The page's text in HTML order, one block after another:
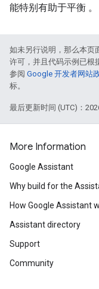
能特别有助于平衡 。
如未另行说明，那么本页
许可，并且代码示例已根
参阅 Google 开发者网站
标。
最后更新时间 (UTC)：
More Information
Google Assistant
Why build for the
How Google Assistant
Assistant directory
Support
Community